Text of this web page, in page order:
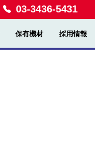
保有機材 採用情報
03-3436-5431